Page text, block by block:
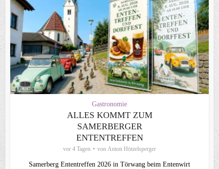
Gastronomie
ALLES KOMMT ZUM
SAMERBERGER
ENTENTREFFEN
vor 4 Tagen von Anton Hötzelsperger
Samerberg Ententreffen 2026 in Törwang beim Entenwirt